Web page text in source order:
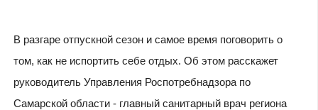
В разгаре отпускной сезон и самое время поговорить о
том, как не испортить себе отдых. Об этом расскажет
руководитель Управления Роспотребнадзора по
Самарской области - главный санитарный врач региона